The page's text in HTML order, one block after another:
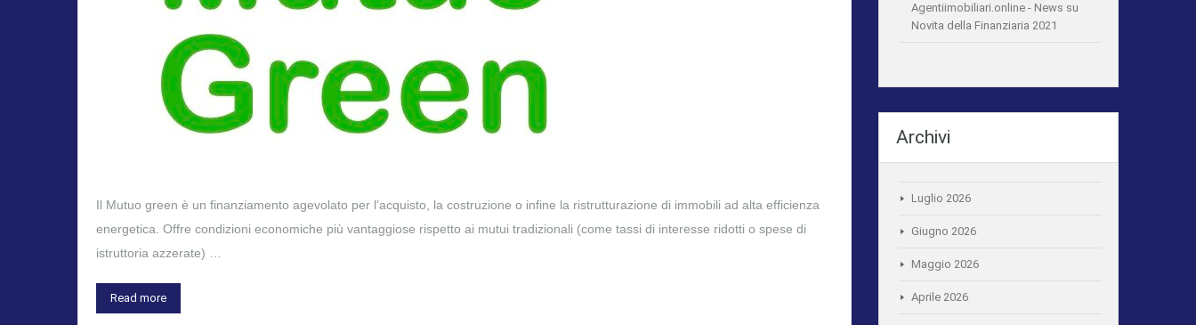
Il Mutuo green è un finanziamento agevolato per l’acquisto, la costruzione o infine la ristrutturazione di immobili ad alta efficienza
energetica. Offre condizioni economiche più vantaggiose rispetto ai mutui tradizionali (come tassi di interesse ridotti o spese di
istruttoria azzerate) …
Read more
Agentiimobiliari.online - News su
Novita della Finanziaria 2021
Archivi
Luglio 2026
Giugno 2026
Maggio 2026
Aprile 2026